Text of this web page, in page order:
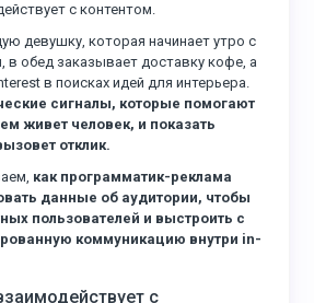
с контентом.
девушку, которая начинает утро с
в обед заказывает доставку кофе, а
в поисках идей для интерьера.
сигналы, которые помогают
живет человек, и показать
отклик.
как программатик-реклама
данные об аудитории, чтобы
пользователей и выстроить с
коммуникацию внутри in-
с